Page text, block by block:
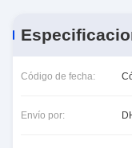
Código de fecha:
Envío por: